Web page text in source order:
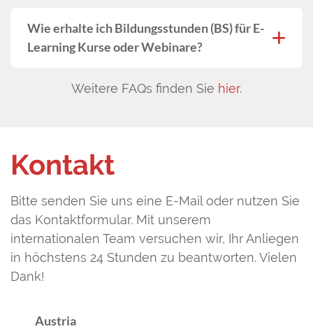
Wie erhalte ich Bildungsstunden (BS) für E-
Learning Kurse oder Webinare?
Weitere FAQs finden Sie hier.
Kontakt
Bitte senden Sie uns eine E-Mail oder nutzen Sie
das Kontaktformular. Mit unserem
internationalen Team versuchen wir, Ihr Anliegen
in höchstens 24 Stunden zu beantworten. Vielen
Dank!
Austria